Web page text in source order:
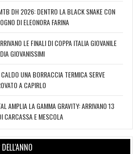
DH 2026: DENTRO LA BLACK SNAKE CON
DI ELEONORA FARINA
LE FINALI DI COPPA ITALIA GIOVANILE
GIOVANISSIMI
UNA BORRACCIA TERMICA SERVE
A CAPIRLO
AMPLIA LA GAMMA GRAVITY: ARRIVANO 13
CARCASSA E MESCOLA